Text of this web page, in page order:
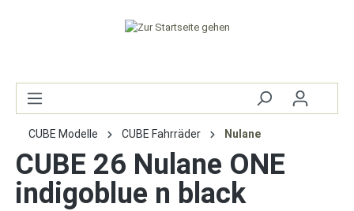
CUBE Modelle CUBE Fahrräder Nulane
CUBE 26 Nulane ONE
indigoblue n black